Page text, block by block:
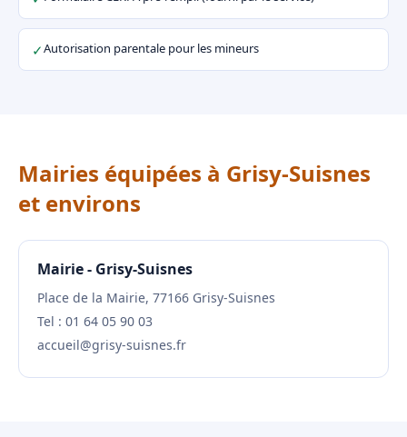
✓Autorisation parentale pour les mineurs
Mairies équipées à Grisy-Suisnes
et environs
Mairie - Grisy-Suisnes
Place de la Mairie, 77166 Grisy-Suisnes
Tel : 01 64 05 90 03
accueil@grisy-suisnes.fr